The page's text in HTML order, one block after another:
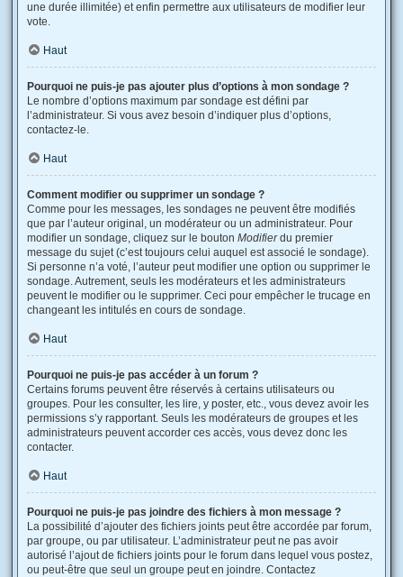
une durée illimitée) et enfin permettre aux utilisateurs de modifier leur
vote.
Haut
Pourquoi ne puis-je pas ajouter plus d’options à mon sondage ?
Le nombre d’options maximum par sondage est défini par
l’administrateur. Si vous avez besoin d’indiquer plus d’options,
contactez-le.
Haut
Comment modifier ou supprimer un sondage ?
Comme pour les messages, les sondages ne peuvent être modifiés
que par l’auteur original, un modérateur ou un administrateur. Pour
modifier un sondage, cliquez sur le bouton Modifierdu premier
message du sujet (c’est toujours celui auquel est associé le sondage).
Si personne n’a voté, l’auteur peut modifier une option ou supprimer le
sondage. Autrement, seuls les modérateurs et les administrateurs
peuvent le modifier ou le supprimer. Ceci pour empêcher le trucage en
changeant les intitulés en cours de sondage.
Haut
Pourquoi ne puis-je pas accéder à un forum ?
Certains forums peuvent être réservés à certains utilisateurs ou
groupes. Pour les consulter, les lire, y poster, etc., vous devez avoir les
permissions s’y rapportant. Seuls les modérateurs de groupes et les
administrateurs peuvent accorder ces accès, vous devez donc les
contacter.
Haut
Pourquoi ne puis-je pas joindre des fichiers à mon message ?
La possibilité d’ajouter des fichiers joints peut être accordée par forum,
par groupe, ou par utilisateur. L’administrateur peut ne pas avoir
autorisé l’ajout de fichiers joints pour le forum dans lequel vous postez,
ou peut-être que seul un groupe peut en joindre. Contactez